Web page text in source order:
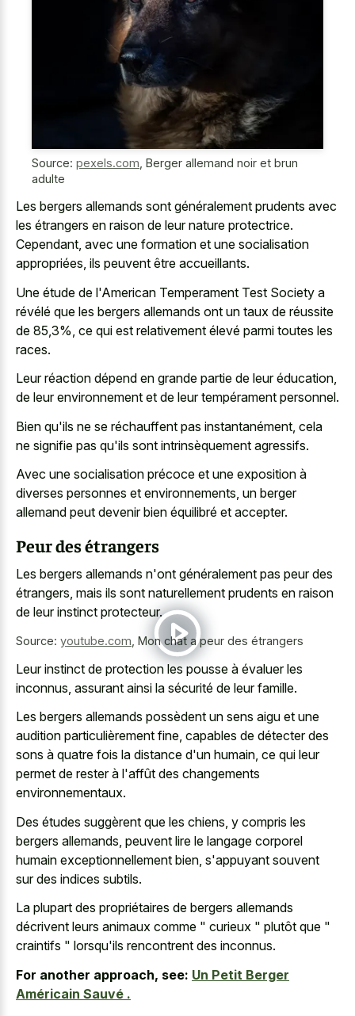
Source: pexels.com Berger allemand noir et brun
adulte
Les bergers allemands sont généralement prudents avec
les étrangers en raison de leur nature protectrice.
Cependant, avec une formation et une socialisation
appropriées, ils peuvent être accueillants.
Une étude de l'American Temperament Test Society a
révélé que les bergers allemands ont un taux de réussite
de 85,3%, ce qui est relativement élevé parmi toutes les
races.
Leur réaction dépend en grande partie de leur éducation,
de leur environnement et de leur tempérament personnel.
Bien qu'ils ne se réchauffent pas instantanément, cela
ne signifie pas qu'ils sont intrinsèquement agressifs.
Avec une socialisation précoce et une exposition à
diverses personnes et environnements, un berger
allemand peut devenir bien équilibré et accepter.
Peur des étrangers
Les bergers allemands n'ont généralement pas peur des
étrangers, mais ils sont naturellement prudents en raison
de leur instinct protecteur.
Source: youtube.com Mon chat a peur des étrangers
Leur instinct de protection les pousse à évaluer les
inconnus, assurant ainsi la sécurité de leur famille.
Les bergers allemands possèdent un sens aigu et une
audition particulièrement fine, capables de détecter des
sons à quatre fois la distance d'un humain, ce qui leur
permet de rester à l'affût des changements
environnementaux.
Des études suggèrent que les chiens, y compris les
bergers allemands, peuvent lire le langage corporel
humain exceptionnellement bien, s'appuyant souvent
sur des indices subtils.
La plupart des propriétaires de bergers allemands
décrivent leurs animaux comme " curieux " plutôt que "
craintifs " lorsqu'ils rencontrent des inconnus.
For another approach, see: Un Petit Berger
Américain Sauvé .